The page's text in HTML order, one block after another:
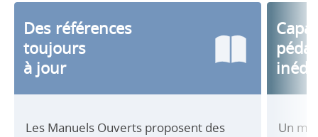
Des références
toujours
à jour
Les Manuels Ouverts proposent des
Un